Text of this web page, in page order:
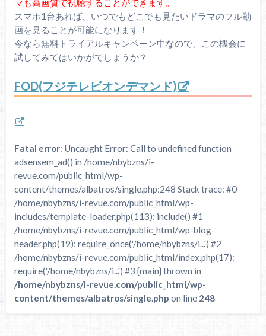
マも高画質で視聴することができます。
スマホ1台あれば、いつでもどこでも見たいドラマのフル動
画を見ることが可能になります！
今なら無料トライアルキャンペーン中なので、この機会に
試してみてはいかがでしょうか？
FOD(フジテレビオンデマンド)
Fatal error: Uncaught Error: Call to undefined function
adsensem_ad() in /home/nbybzns/i-
revue.com/public_html/wp-
content/themes/albatros/single.php:248 Stack trace: #0
/home/nbybzns/i-revue.com/public_html/wp-
includes/template-loader.php(113): include() #1
/home/nbybzns/i-revue.com/public_html/wp-blog-
header.php(19): require_once('/home/nbybzns/i...') #2
/home/nbybzns/i-revue.com/public_html/index.php(17):
require('/home/nbybzns/i...') #3 {main} thrown in
/home/nbybzns/i-revue.com/public_html/wp-
content/themes/albatros/single.php on line 248